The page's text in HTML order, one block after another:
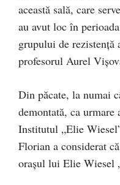
această sală, care
au avut loc în
grupului de rezistenţă
profesorul Aurel
Din păcate, la numai
demontată, ca urmare
Institutul „Elie
Florian a considerat
oraşul lui Elie Wiesel